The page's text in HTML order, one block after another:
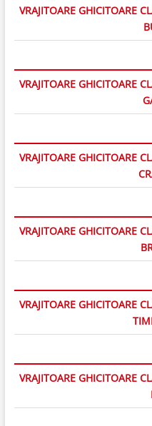
VRAJITOARE GHICITOARE
VRAJITOARE GHICITOARE
VRAJITOARE GHICITOARE
VRAJITOARE GHICITOARE
VRAJITOARE GHICITOARE
VRAJITOARE GHICITOARE